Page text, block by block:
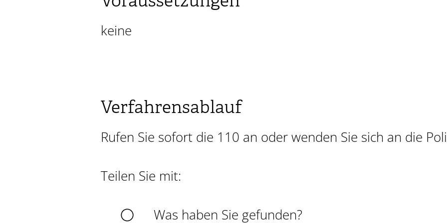
keine
Verfahrensablauf
Rufen Sie sofort die 110 an oder wenden Sie sich an die
Teilen Sie mit:
Was haben Sie gefunden?